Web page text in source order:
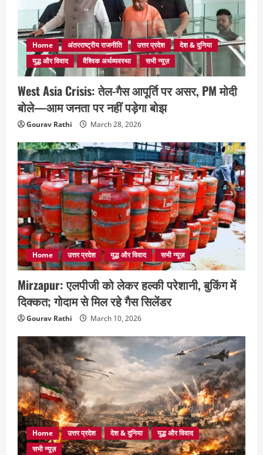
Home अंतरराष्ट्रीय राजनीति उत्तर प्रदेश
देश & दुनिया
युद्ध और विवाद
वैश्विक अर्थव्यवस्था सभी न्यूज़
West Asia Crisis: तेल-गैस आपूर्ति पर असर, PM मोदी
बोले—आम जनता पर नहीं पड़ेगा बोझ
Gourav Rathi March 28, 2026
Home उत्तर प्रदेश युद्ध और विवाद सभी न्यूज़
Mirzapur: एलपीजी को लेकर हल्की परेशानी, बुकिंग में
दिक्कत; गोदाम से मिल रहे गैस सिलेंडर
Gourav Rathi March 10, 2026
Home उत्तर प्रदेश देश & दुनिया
युद्ध और विवाद
सभी न्यूज़